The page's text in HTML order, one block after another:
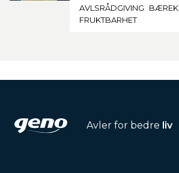
AVLSRÅDGIVING
FRUKTBARHET
Avler for bedre liv